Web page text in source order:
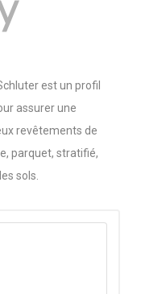
est un profil
assurer une
revêtements de
parquet, stratifié,
sols.